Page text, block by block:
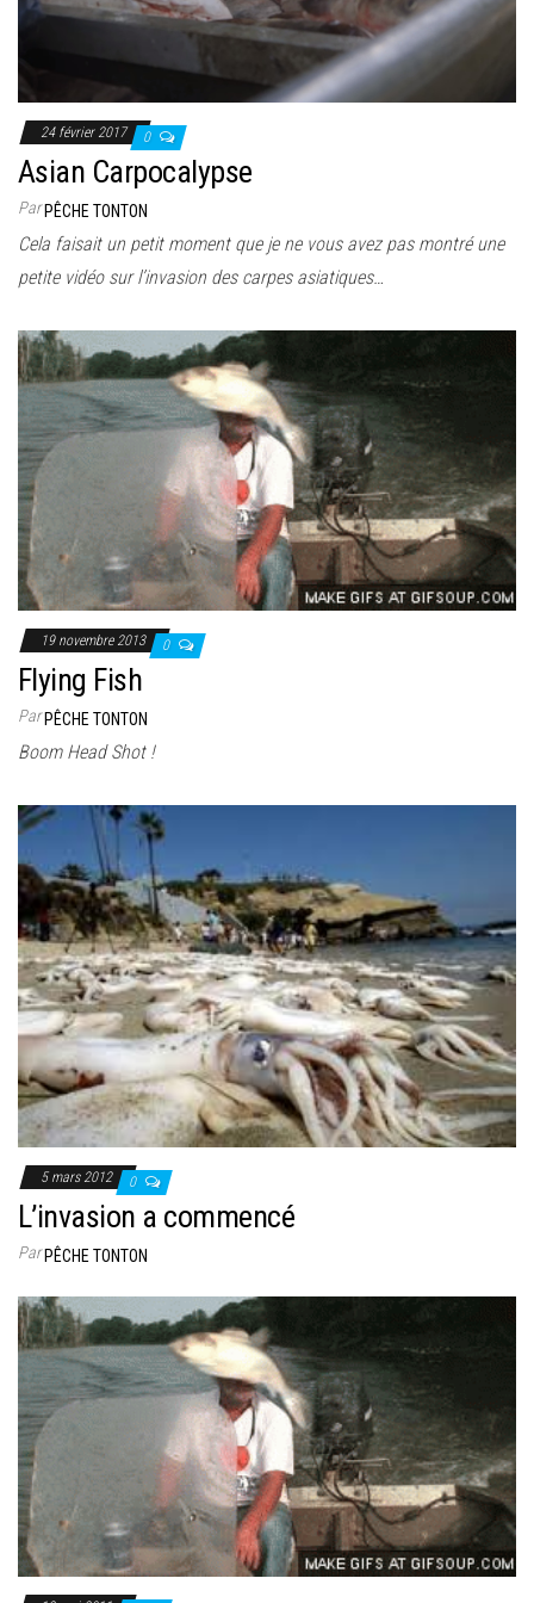
24 février 2017 0
Asian Carpocalypse
ParPÊCHE TONTON
Cela faisait un petit moment que je ne vous avez pas montré une
petite vidéo sur l’invasion des carpes asiatiques…
19 novembre 2013 0
Flying Fish
ParPÊCHE TONTON
Boom Head Shot !
5 mars 2012 0
L’invasion a commencé
ParPÊCHE TONTON